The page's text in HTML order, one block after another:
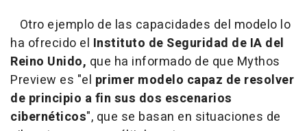
Otro ejemplo de las capacidades del modelo lo
ha ofrecido el Instituto de Seguridad de IA del
Reino Unido, que ha informado de que Mythos
Preview es "el primer modelo capaz de resolver
de principio a fin sus dos escenarios
cibernéticos", que se basan en situaciones de